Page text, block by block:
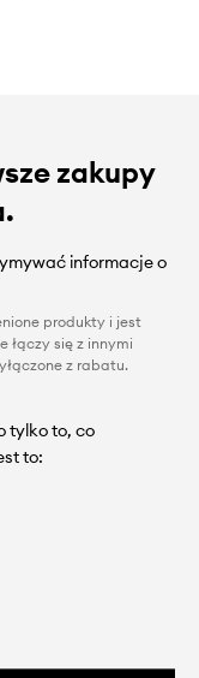
zakupy
informacje o
produkty i jest
łączy się z innymi
z rabatu.
tylko to, co
to: